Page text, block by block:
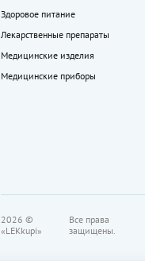
Здоровое питание
Лекарственные препараты
Медицинские изделия
Медицинские приборы
2026 ©
«LEKkupi»
Все права
защищены.